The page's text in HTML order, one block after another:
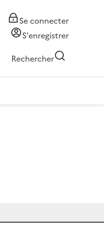
Se connecter
S'enregistrer
Rechercher